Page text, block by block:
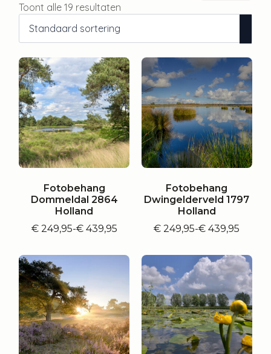
Toont alle 19 resultaten
Fotobehang
Dommeldal 2864
Holland
€249,95-€439,95
Prijsklasse:
tot
Fotobehang
Dwingelderveld 1797
Holland
€ 249,95-€ 439,95
Prijsklasse:
tot
€ 439,95